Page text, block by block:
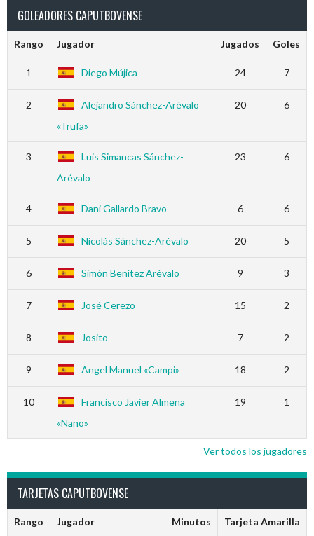
GOLEADORES CAPUTBOVENSE
Rango Jugador Jugados Goles
1 Diego Mújica 24 7
2
Alejandro Sánchez-Arévalo
«Trufa»
20 6
3
Luis Simancas Sánchez-
Arévalo
23 6
4 Dani Gallardo Bravo 6 6
5 Nicolás Sánchez-Arévalo 20 5
6 Simón Benítez Arévalo 9 3
7 José Cerezo 15 2
8 Josito 7 2
9 Angel Manuel «Campi» 18 2
10
Francisco Javier Almena
«Nano»
19 1
Ver todos los jugadores
TARJETAS CAPUTBOVENSE
Rango Jugador Minutos Tarjeta Amarilla